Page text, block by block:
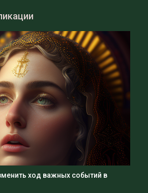
ход важных событий в